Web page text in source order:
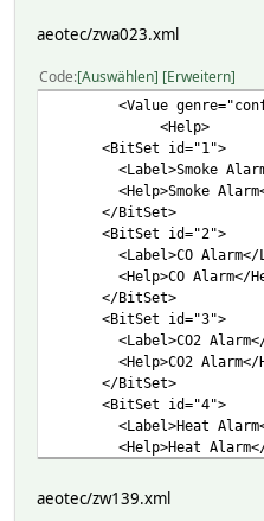
<BitSet id="8">
<Help>Send
</BitSet>
</Value>
</Value>
aeotec/zwa023.xml
Code Auswählen Erweitern
<Value genre="config"
<Help> Bitfield.
<BitSet id="1">
<Label>Smoke
<Help>Smoke
</BitSet>
<BitSet id="2">
<Label>CO Alarm</
<Help>CO Alarm</
</BitSet>
<BitSet id="3">
<Label>CO2 Alarm</
<Help>CO2 Alarm</
</BitSet>
<BitSet id="4">
<Label>Heat
<Help>Heat Alarm</
<BitSet id="5">
aeotec/zw139.xml